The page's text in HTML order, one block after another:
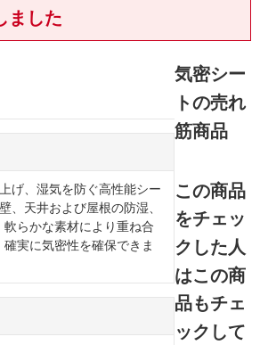
ました
げ、湿気を防ぐ高性能シー
、天井および屋根の防湿、
らかな素材により重ね合
実に気密性を確保できま
気密シー
トの売れ
筋商品
この商品
をチェッ
クした人
はこの商
品もチェ
ックして